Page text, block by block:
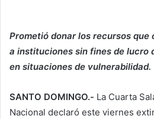
Prometió donar los recursos que
a instituciones sin fines de lucro
en situaciones de vulnerabilidad.
SANTO DOMINGO.- La Cuarta
Nacional declaró este viernes